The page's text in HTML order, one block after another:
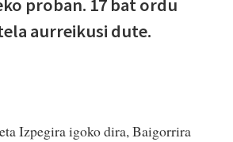
proban. 17 bat ordu
aurreikusi dute.
Izpegira igoko dira, Baigorrira